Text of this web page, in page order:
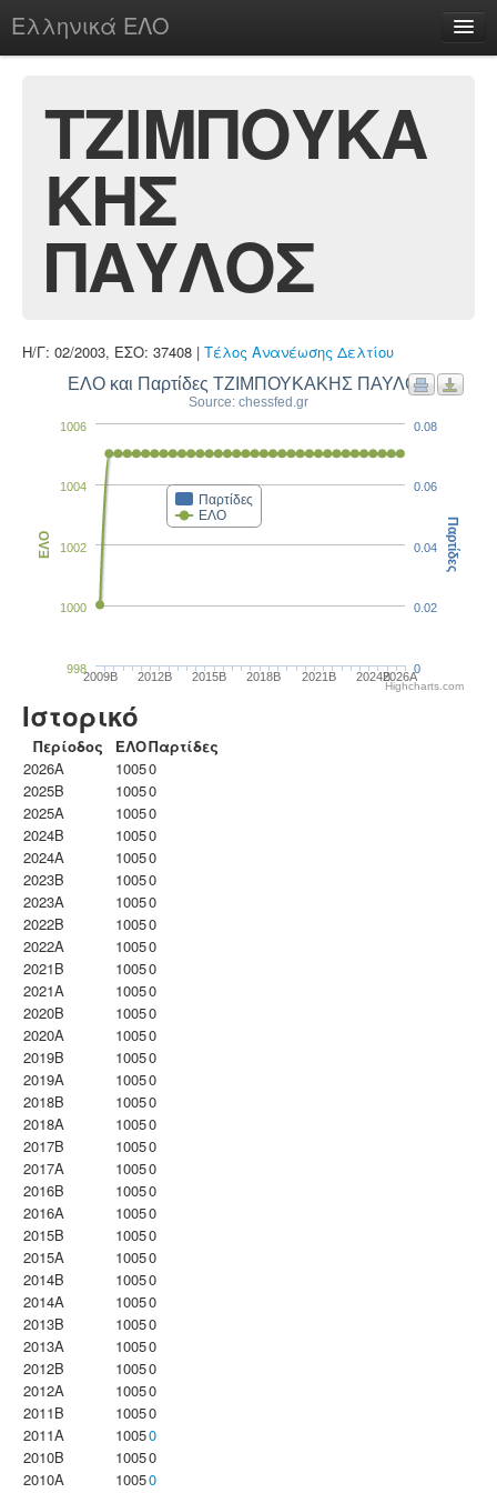
Ελληνικά ΕΛΟ
chesstu.be @ discord
Login
ΤΖΙΜΠΟΥΚΑ
ΚΗΣ
ΠΑΥΛΟΣ
Η/Γ: 02/2003, ΕΣΟ: 37408 | Τέλος Ανανέωσης Δελτίου
ΕΛΟ και Παρτίδες ΤΖΙΜΠΟΥΚΑΚΗΣ ΠΑΥΛΟΣ
Source: chessfed.gr
Παρτίδες
ΕΛΟ
2009B 2012B 2015B 2018B 2021B 2024B2026A
1000
1002
1004
1006
998
ΕΛΟ
0
0.02
0.04
0.06
0.08
Παρτίδες
Highcharts.com
Ιστορικό
Περίοδος ΕΛΟΠαρτίδες
2026A
10050
2025B
10050
2025A
10050
2024B
10050
2024A
10050
2023B
10050
2023Α
10050
2022B
10050
2022A
10050
2021B
10050
2021A
10050
2020B
10050
2020A
10050
2019B
10050
2019A
10050
2018B
10050
2018A
10050
2017B
10050
2017A
10050
2016B
10050
2016A
10050
2015B
10050
2015A
10050
2014B
10050
2014A
10050
2013B
10050
2013A
10050
2012B
10050
2012A
10050
2011B
10050
2011A
10050
2010B
10050
2010A
10050